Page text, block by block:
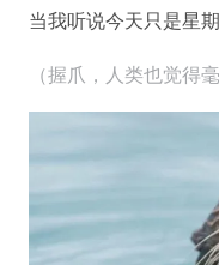
当我听说今天只是星
（握爪，人类也觉得